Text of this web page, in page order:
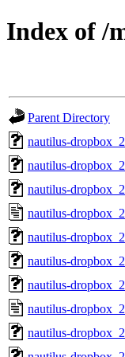
Index of /
Parent Directory
nautilus-
nautilus-
nautilus-
nautilus-
nautilus-
nautilus-
nautilus-
nautilus-
nautilus-